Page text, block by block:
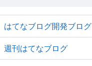
はてなブログ開発ブログ
週刊はてなブログ